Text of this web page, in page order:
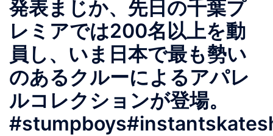
発表まじか、先日の千葉プ
レミアでは200名以上を動
員し、いま日本で最も勢い
のあるクルーによるアパレ
ルコレクションが登場。